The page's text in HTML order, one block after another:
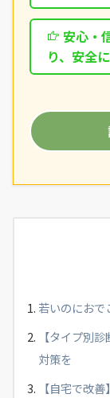
安心・
り、安全
若いのにおで
【タイプ別
対策を
【自宅で改